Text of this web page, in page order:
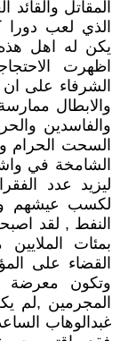
المقاتل
الذي لعب دورا
يكن له اهل هذه
اظهرت
الشرفاء على
والابطال
والفاسدين
السحت الحرام
الشامخة في
ليزيد عدد
لكسب عيشهم
النفط , لقد
بمئات
القضاء على
وتكون معرضة
المجرمين ,لم
غبدالوهاب